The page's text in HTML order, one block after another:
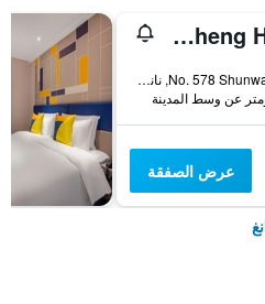
Baisheng Hotel
No. 578 Shunwai Road, نانتشانغ, الصين
عرض الصفقة